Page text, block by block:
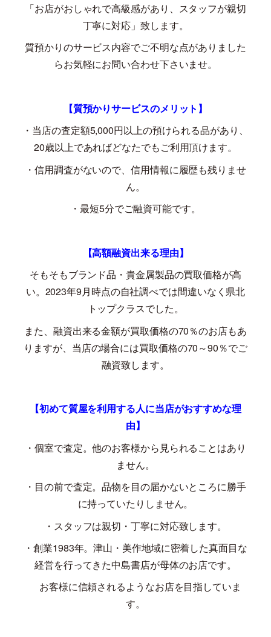
「お店がおしゃれで高級感があり、スタッフが親切
丁寧に対応」致します。
質預かりのサービス内容でご不明な点がありました
らお気軽にお問い合わせ下さいませ。
【質預かりサービスのメリット】
・当店の査定額5,000円以上の預けられる品があり、
20歳以上であればどなたでもご利用頂けます。
・信用調査がないので、信用情報に履歴も残りませ
ん。
・最短5分でご融資可能です。
【高額融資出来る理由】
そもそもブランド品・貴金属製品の買取価格が高
い。 2023年9月時点の自社調べでは間違いなく県北
トップクラスでした。
また、融資出来る金額が買取価格の70％のお店もあ
りますが、当店の場合には買取価格の70～90％でご
融資致します。
【初めて質屋を利用する人に当店がおすすめな理
由】
・個室で査定。他のお客様から見られることはあり
ません。
・目の前で査定。品物を目の届かないところに勝手
に持っていたりしません。
・スタッフは親切・丁寧に対応致します。
・創業1983年。津山・美作地域に密着した真面目な
経営を行ってきた中島書店が母体のお店です。
お客様に信頼されるようなお店を目指していま
す。